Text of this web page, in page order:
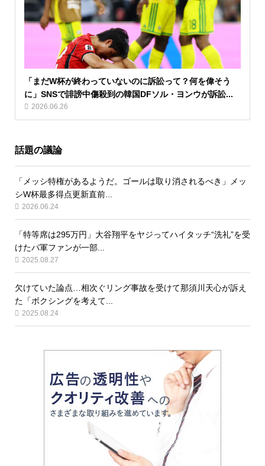
「まだW杯が終わっていないのに訴訟って？何を偉そう
に」SNSで誹謗中傷殺到の韓国DFソル・ヨンウが訴訟...
2026.06.26
話題の議論
「メッシ特権があるようだ。ゴールは取り消されるべき」メッ
シW杯最多得点更新直前...
2026.06.24
「特等席は295万円」大谷翔平をヤジってハイタッチ“洗礼”を受
けたパ軍ファンが一部...
2025.08.27
欠けていた論点…相次ぐリング事故を受けて那須川天心が訴え
た「ボクシングを考えて...
2025.08.24